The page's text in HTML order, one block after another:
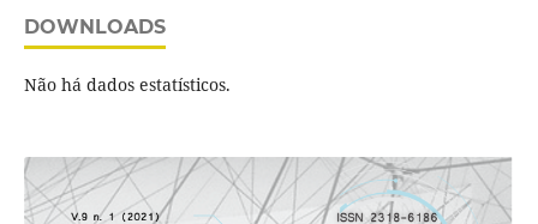
DOWNLOADS
Não há dados estatísticos.